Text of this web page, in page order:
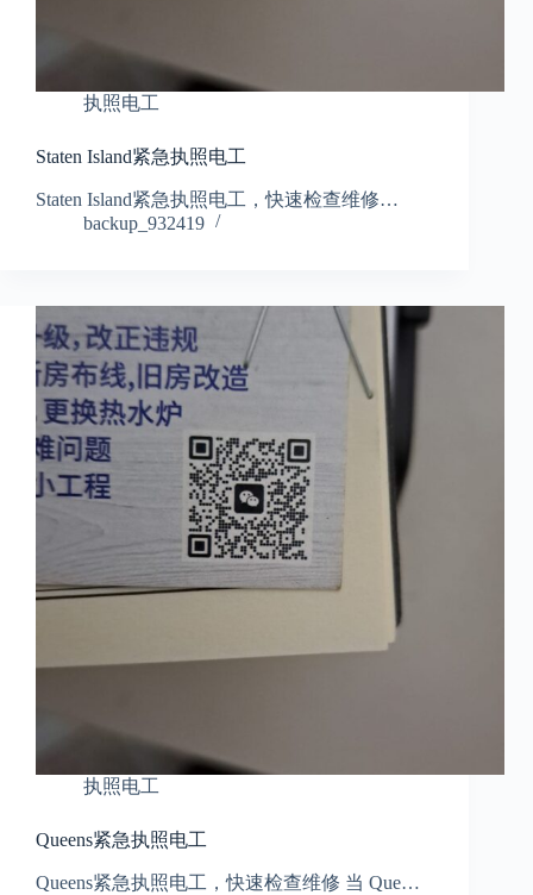
执照电工
Staten Island紧急执照电工
Staten Island紧急执照电工，快速检查维修…
backup_932419
执照电工
Queens紧急执照电工
Queens紧急执照电工，快速检查维修 当 Que…